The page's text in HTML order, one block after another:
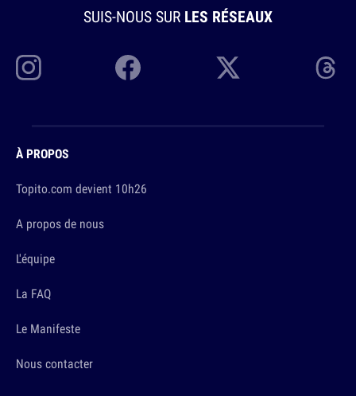
SUIS-NOUS SUR LES RÉSEAUX
À PROPOS
Topito.com devient 10h26
A propos de nous
L'équipe
La FAQ
Le Manifeste
Nous contacter